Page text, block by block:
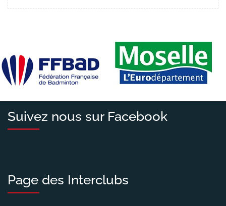
Suivez nous sur Facebook
Page des Interclubs